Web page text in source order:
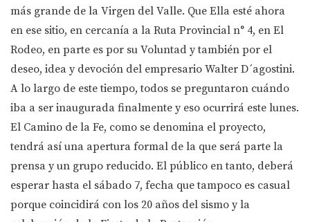
más grande de la Virgen del Valle. Que Ella esté ahora
en ese sitio, en cercanía a la Ruta Provincial n° 4, en El
Rodeo, en parte es por su Voluntad y también por el
deseo, idea y devoción del empresario Walter D´agostini.
A lo largo de este tiempo, todos se preguntaron cuándo
iba a ser inaugurada finalmente y eso ocurrirá este lunes.
El Camino de la Fe, como se denomina el proyecto,
tendrá así una apertura formal de la que será parte la
prensa y un grupo reducido. El público en tanto, deberá
esperar hasta el sábado 7, fecha que tampoco es casual
porque coincidirá con los 20 años del sismo y la